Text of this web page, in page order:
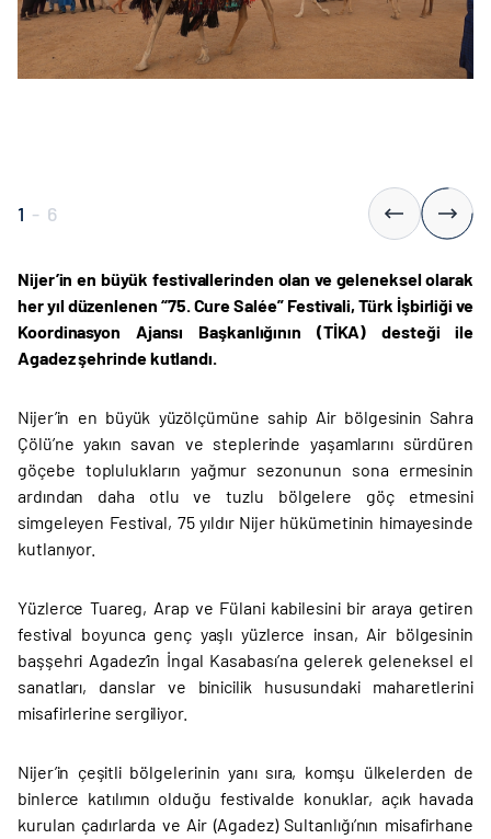
1 - 6
Nijer’in en büyük festivallerinden olan ve geleneksel olarak
her yıl düzenlenen “75. Cure Salée” Festivali, Türk İşbirliği ve
Koordinasyon Ajansı Başkanlığının (TİKA) desteği ile
Agadez şehrinde kutlandı.
Nijer’in en büyük yüzölçümüne sahip Air bölgesinin Sahra
Çölü’ne yakın savan ve steplerinde yaşamlarını sürdüren
göçebe toplulukların yağmur sezonunun sona ermesinin
ardından daha otlu ve tuzlu bölgelere göç etmesini
simgeleyen Festival, 75 yıldır Nijer hükümetinin himayesinde
kutlanıyor.
Yüzlerce Tuareg, Arap ve Fülani kabilesini bir araya getiren
festival boyunca genç yaşlı yüzlerce insan, Air bölgesinin
başşehri Agadez’in İngal Kasabası’na gelerek geleneksel el
sanatları, danslar ve binicilik hususundaki maharetlerini
misafirlerine sergiliyor.
Nijer’in çeşitli bölgelerinin yanı sıra, komşu ülkelerden de
binlerce katılımın olduğu festivalde konuklar, açık havada
kurulan çadırlarda ve Air (Agadez) Sultanlığı’nın misafirhane